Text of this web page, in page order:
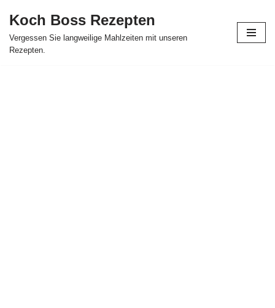
Skip
to
Koch Boss Rezepten
Vergessen Sie langweilige Mahlzeiten mit unseren
Rezepten.